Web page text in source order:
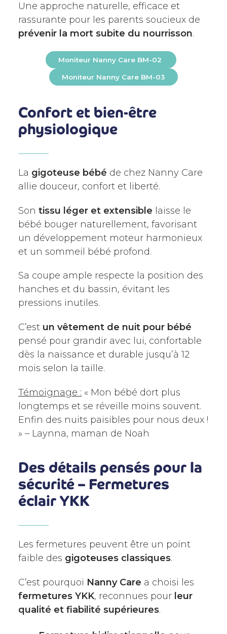
Une approche naturelle, efficace et
rassurante pour les parents soucieux de
prévenir la mort subite du nourrisson.
Moniteur Nanny Care BM-02
Moniteur Nanny Care BM-03
Confort et bien-être
physiologique
La gigoteuse bébé de chez Nanny Care
allie douceur, confort et liberté.
Son tissu léger et extensible laisse le
bébé bouger naturellement, favorisant
un développement moteur harmonieux
et un sommeil bébé profond.
Sa coupe ample respecte la position des
hanches et du bassin, évitant les
pressions inutiles.
C’est un vêtement de nuit pour bébé
pensé pour grandir avec lui, confortable
dès la naissance et durable jusqu’à 12
mois selon la taille.
Témoignage : « Mon bébé dort plus
longtemps et se réveille moins souvent.
Enfin des nuits paisibles pour nous deux !
» – Laynna, maman de Noah
Des détails pensés pour la
sécurité – Fermetures
éclair YKK
Les fermetures peuvent être un point
faible des gigoteuses classiques.
C’est pourquoi Nanny Care a choisi les
fermetures YKK, reconnues pour leur
qualité et fiabilité supérieures.